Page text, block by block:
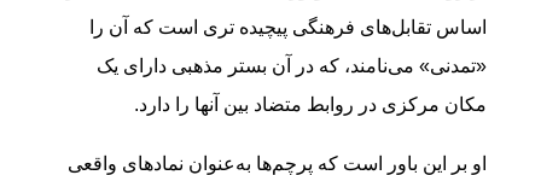
اساس تقابل‌های فرهنگی پیچیده تری است که آن را
«تمدنی» می‌نامند، که در آن بستر مذهبی دارای یک
مکان مرکزی در روابط متضاد بین آنها را دارد.
او بر این باور است که پرچم‌ها به‌عنوان نمادهای واقعی